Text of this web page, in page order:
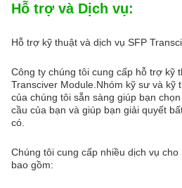
Hỗ trợ và Dịch vụ:
Hỗ trợ kỹ thuật và dịch vụ SFP
Công ty chúng tôi cung cấp hỗ trợ kỹ
Transciver Module.Nhóm kỹ sư và kỹ
của chúng tôi sẵn sàng giúp bạn
cầu của bạn và giúp bạn giải quyết
có.
Chúng tôi cung cấp nhiều dịch vụ cho
bao gồm: